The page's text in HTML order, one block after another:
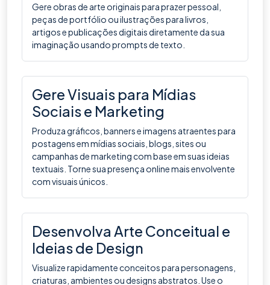
Gere obras de arte originais para prazer pessoal,
peças de portfólio ou ilustrações para livros,
artigos e publicações digitais diretamente da sua
imaginação usando prompts de texto.
Gere Visuais para Mídias
Sociais e Marketing
Produza gráficos, banners e imagens atraentes para
postagens em mídias sociais, blogs, sites ou
campanhas de marketing com base em suas ideias
textuais. Torne sua presença online mais envolvente
com visuais únicos.
Desenvolva Arte Conceitual e
Ideias de Design
Visualize rapidamente conceitos para personagens,
criaturas, ambientes ou designs abstratos. Use o